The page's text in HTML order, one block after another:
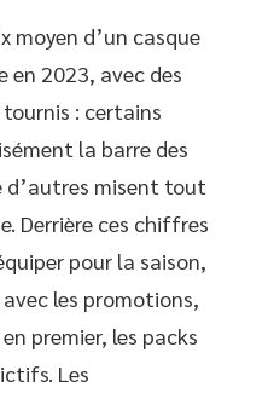
moyen d’un casque
en 2023, avec des
: certains
la barre des
d’autres misent tout
Derrière ces chiffres
pour la saison,
les promotions,
premier, les packs
Les